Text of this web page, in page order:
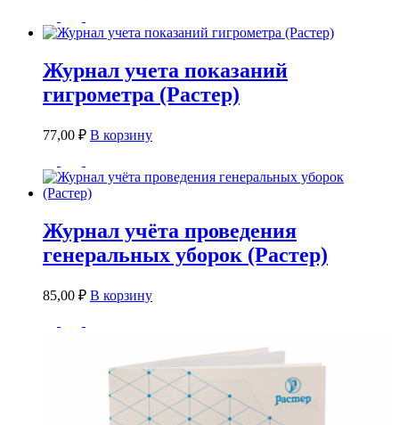
Журнал учета показаний
гигрометра (Растер)
77,00 ₽ В корзину
Журнал учёта проведения
генеральных уборок (Растер)
85,00 ₽ В корзину